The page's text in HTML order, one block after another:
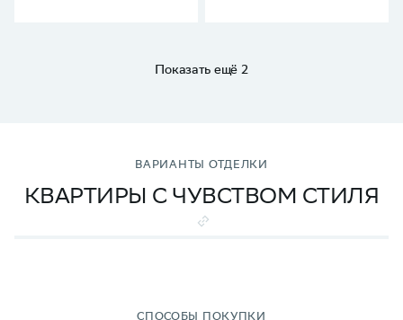
Показать ещё 2
ВАРИАНТЫ ОТДЕЛКИ
КВАРТИРЫ С ЧУВСТВОМ СТИЛЯ
СПОСОБЫ ПОКУПКИ